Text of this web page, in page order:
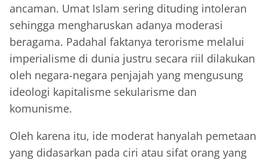
ancaman. Umat Islam sering dituding intoleran
sehingga mengharuskan adanya moderasi
beragama. Padahal faktanya terorisme melalui
imperialisme di dunia justru secara riil dilakukan
oleh negara-negara penjajah yang mengusung
ideologi kapitalisme sekularisme dan
komunisme.
Oleh karena itu, ide moderat hanyalah pemetaan
yang didasarkan pada ciri atau sifat orang yang